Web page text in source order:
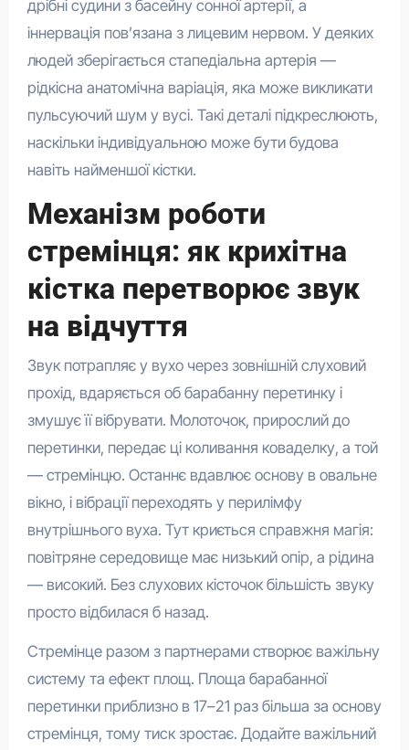
дрібні судини з басейну сонної артерії, а
іннервація пов’язана з лицевим нервом. У деяких
людей зберігається стапедіальна артерія —
рідкісна анатомічна варіація, яка може викликати
пульсуючий шум у вусі. Такі деталі підкреслюють,
наскільки індивідуальною може бути будова
навіть найменшої кістки.
Механізм роботи
стремінця: як крихітна
кістка перетворює звук
на відчуття
Звук потрапляє у вухо через зовнішній слуховий
прохід, вдаряється об барабанну перетинку і
змушує її вібрувати. Молоточок, прирослий до
перетинки, передає ці коливання коваделку, а той
— стремінцю. Останнє вдавлює основу в овальне
вікно, і вібрації переходять у перилімфу
внутрішнього вуха. Тут криється справжня магія:
повітряне середовище має низький опір, а рідина
— високий. Без слухових кісточок більшість звуку
просто відбилася б назад.
Стремінце разом з партнерами створює важільну
систему та ефект площ. Площа барабанної
перетинки приблизно в 17–21 раз більша за основу
стремінця, тому тиск зростає. Додайте важільний